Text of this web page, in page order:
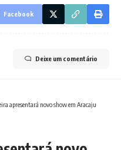
Facebook
Deixe um comentário
apresentará novo show em Aracaju